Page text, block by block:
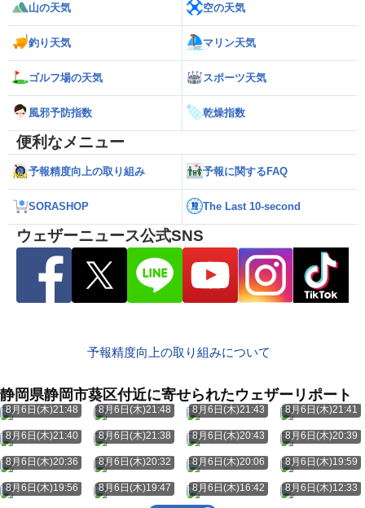
山の天気 空の天気
釣り天気 マリン天気
ゴルフ場の天気 スポーツ天気
風邪予防指数 乾燥指数
便利なメニュー
予報精度向上の取り組み 予報に関するFAQ
SORASHOP The Last 10-second
ウェザーニュース公式SNS
予報精度向上の取り組みについて
静岡県静岡市葵区付近に寄せられたウェザーリポート
8月6日(木)21:48 8月6日(木)21:48 8月6日(木)21:43 8月6日(木)21:41
8月6日(木)21:40 8月6日(木)21:38 8月6日(木)20:43 8月6日(木)20:39
8月6日(木)20:36 8月6日(木)20:32 8月6日(木)20:06 8月6日(木)19:59
8月6日(木)19:56 8月6日(木)19:47 8月6日(木)16:42 8月6日(木)12:33